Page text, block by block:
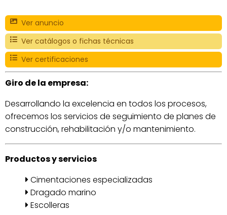
Ver anuncio
Ver catálogos o fichas técnicas
Ver certificaciones
Giro de la empresa:
Desarrollando la excelencia en todos los procesos,
ofrecemos los servicios de seguimiento de planes de
construcción, rehabilitación y/o mantenimiento.
Productos y servicios
Cimentaciones especializadas
Dragado marino
Escolleras